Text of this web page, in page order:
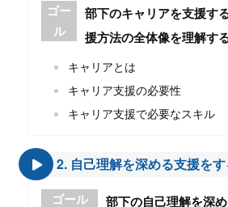
ゴー
ル
部下のキャリアを支援す
援方法の全体像を理解す
キャリアとは
キャリア支援の必要性
キャリア支援で必要なスキル
2. 自己理解を深める支援を
ゴール 部下の自己理解を深